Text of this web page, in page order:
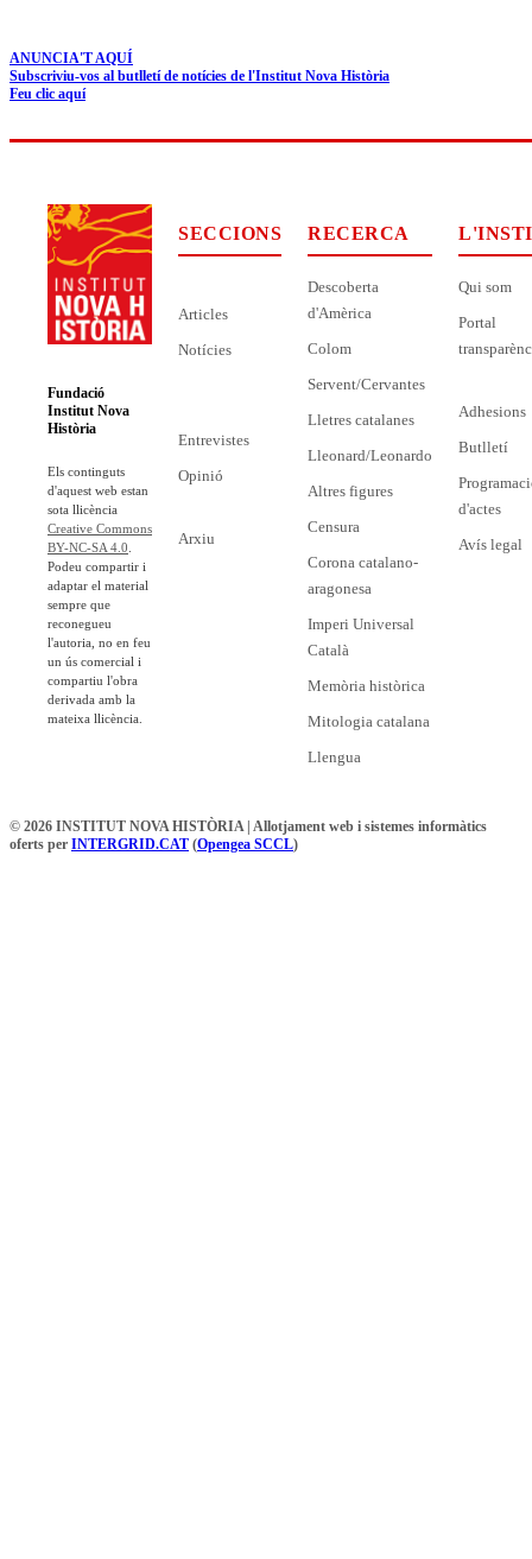
ANUNCIA'T AQUÍ
Subscriviu-vos al butlletí de notícies de l'Institut Nova Història
Feu clic aquí
Fundació
Institut Nova
Història
Els continguts
d'aquest web estan
sota llicència
Creative Commons
BY-NC-SA 4.0
Podeu compartir i
adaptar el material
sempre que
reconegueu
l'autoria, no en feu
un ús comercial i
compartiu l'obra
derivada amb la
mateixa llicència.
SECCIONS
Articles
Notícies
Entrevistes
Opinió
Arxiu
RECERCA
Descoberta
d'Amèrica
Colom
Servent/Cervantes
Lletres catalanes
Lleonard/Leonardo
Altres figures
Censura
Corona catalano-
aragonesa
Imperi Universal
Català
Memòria històrica
Mitologia catalana
Llengua
Qui som
Portal
Adhesions
Butlletí
d'actes
Avís legal
© 2026 INSTITUT NOVA HISTÒRIA | Allotjament web i sistemes informàtics
oferts per INTERGRID.CAT (Opengea SCCL)